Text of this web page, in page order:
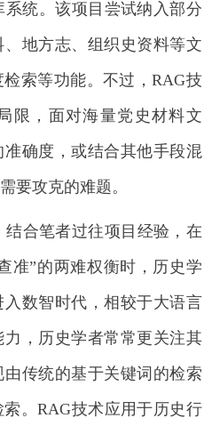
统。该项目尝试纳入部分
地方志、组织史资料等文
索等功能。不过，RAG技
限，面对海量党史材料文
确度，或结合其他手段混
要攻克的难题。
合笔者过往项目经验，在
准”的两难权衡时，历史学
数智时代，相较于大语言
，历史学者常常更关注其
传统的基于关键词的检索
。RAG技术应用于历史行